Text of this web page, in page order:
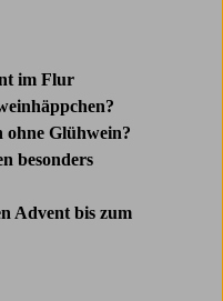
im Flur
ohne Glühwein?
besonders
Advent bis zum